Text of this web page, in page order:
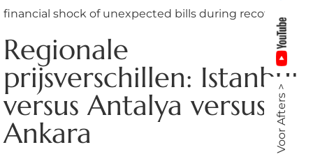
financial shock of unexpected bills during recovery.
Regionale
prijsverschillen: Istanbul
versus Antalya versus
Ankara
Voor Afters >